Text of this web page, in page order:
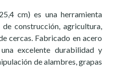
cm) es una herramienta
construcción, agricultura,
cercas. Fabricado en acero
excelente durabilidad y
de alambres, grapas